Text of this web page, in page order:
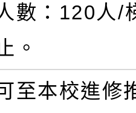
數：120人/
。
至本校進修